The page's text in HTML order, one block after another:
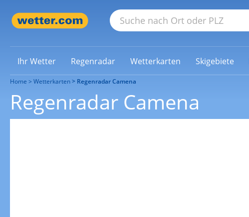
Ihr Wetter Regenradar Wetterkarten Skigebiete
Home Wetterkarten Regenradar Camena
Regenradar Camena